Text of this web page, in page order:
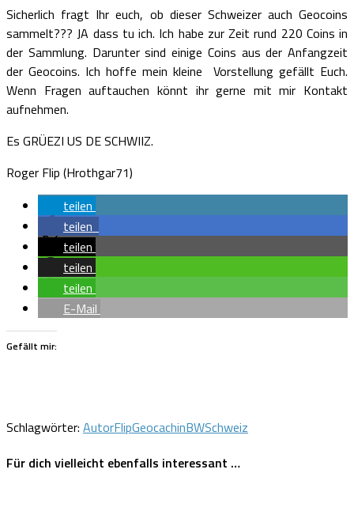
Sicherlich fragt Ihr euch, ob dieser Schweizer auch Geocoins
sammelt??? JA dass tu ich. Ich habe zur Zeit rund 220 Coins in
der Sammlung. Darunter sind einige Coins aus der Anfangzeit
der Geocoins. Ich hoffe mein kleine Vorstellung gefällt Euch.
Wenn Fragen auftauchen könnt ihr gerne mit mir Kontakt
aufnehmen.
Es GRÜEZI US DE SCHWIIZ.
Roger Flip (Hrothgar71)
teilen
teilen
teilen
teilen
teilen
E-Mail
Gefällt mir:
Schlagwörter: AutorFlipGeocachinBWSchweiz
Für dich vielleicht ebenfalls interessant …